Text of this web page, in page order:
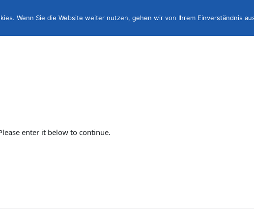
enter it below to continue.
Wenn Sie die Website weiter nutzen, gehen wir von Ihrem Einverständnis